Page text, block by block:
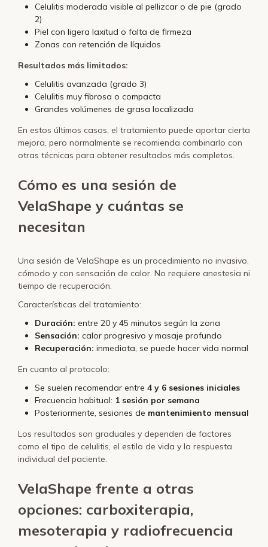
Celulitis moderada visible al pellizcar o de pie (grado
2)
Piel con ligera laxitud o falta de firmeza
Zonas con retención de líquidos
Resultados más limitados:
Celulitis avanzada (grado 3)
Celulitis muy fibrosa o compacta
Grandes volúmenes de grasa localizada
En estos últimos casos, el tratamiento puede aportar cierta
mejora, pero normalmente se recomienda combinarlo con
otras técnicas para obtener resultados más completos.
Cómo es una sesión de
VelaShape y cuántas se
necesitan
Una sesión de VelaShape es un procedimiento no invasivo,
cómodo y con sensación de calor. No requiere anestesia ni
tiempo de recuperación.
Características del tratamiento:
Duración: entre 20 y 45 minutos según la zona
Sensación: calor progresivo y masaje profundo
Recuperación: inmediata, se puede hacer vida normal
En cuanto al protocolo:
Se suelen recomendar entre 4 y 6 sesiones iniciales
Frecuencia habitual: 1 sesión por semana
Posteriormente, sesiones de mantenimiento mensual
Los resultados son graduales y dependen de factores
como el tipo de celulitis, el estilo de vida y la respuesta
individual del paciente.
VelaShape frente a otras
opciones: carboxiterapia,
mesoterapia y radiofrecuencia